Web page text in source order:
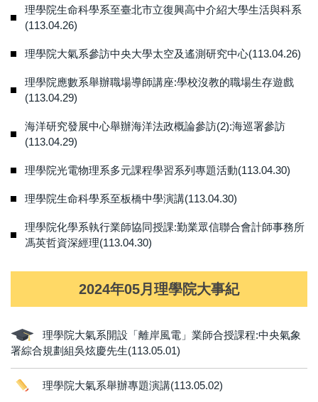
理學院生命科學系至臺北市立復興高中介紹大學生活與科系
(113.04.26)
理學院大氣系參訪中央大學太空及遙測研究中心(113.04.26)
理學院應數系舉辦職場導師講座:學校沒教的職場生存遊戲
(113.04.29)
海洋研究發展中心舉辦海洋法政概論參訪(2):海巡署參訪
(113.04.29)
理學院光電物理系多元課程學習系列專題活動(113.04.30)
理學院生命科學系至板橋中學演講(113.04.30)
理學院化學系執行業師協同授課:勤業眾信聯合會計師事務所
馮英哲資深經理(113.04.30)
2024年05月理學院大事紀
理學院大氣系開設「離岸風電」業師合授課程:中央氣象
署綜合規劃組吳炫慶先生(113.05.01)
理學院大氣系舉辦專題演講(113.05.02)